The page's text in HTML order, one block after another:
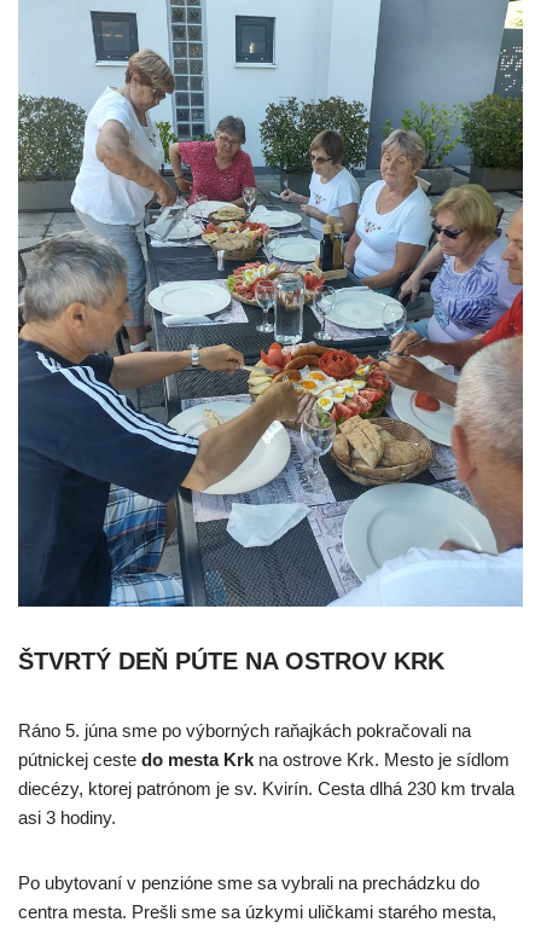
ŠTVRTÝ DEŇ PÚTE NA OSTROV KRK
Ráno 5. júna sme po výborných raňajkách pokračovali na
pútnickej ceste do mesta Krk na ostrove Krk. Mesto je sídlom
diecézy, ktorej patrónom je sv. Kvirín. Cesta dlhá 230 km trvala
asi 3 hodiny.
Po ubytovaní v penzióne sme sa vybrali na prechádzku do
centra mesta. Prešli sme sa úzkymi uličkami starého mesta,